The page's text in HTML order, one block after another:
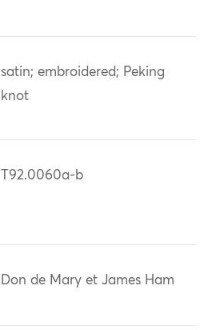
satin; embroidered; Peking
knot
T92.0060a-b
Don de Mary et James Ham